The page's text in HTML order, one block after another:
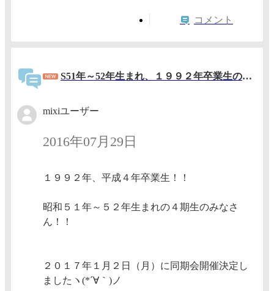
コメント
S51年～52年生まれ、１９９２年卒業生の同期会決定！
mixiユーザー
2016年07月29日
１９９２年、平成４年卒業生！！
昭和５１年～５２年生まれの４期生のみなさ
ん！！
２０１７年１月２日（月）に同期会開催決定し
ましたヽ(*´∀｀)ノ